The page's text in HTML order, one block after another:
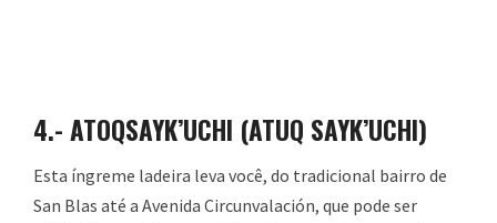
4.- ATOQSAYK’UCHI (ATUQ SAYK’UCHI)
Esta íngreme ladeira leva você, do tradicional bairro de
San Blas até a Avenida Circunvalación, que pode ser